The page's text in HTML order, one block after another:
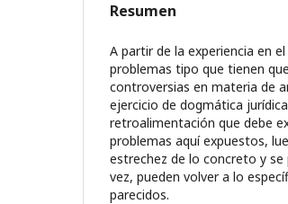
Resumen
A partir de la experiencia en
problemas tipo que tienen
controversias en materia de
ejercicio de dogmática
retroalimentación que debe
problemas aquí expuestos,
estrechez de lo concreto y
vez, pueden volver a lo
parecidos.